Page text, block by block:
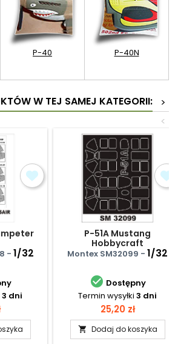
P-40 P-40N
W TEJ SAMEJ KATEGORII:
>
<
- 1/32
3 dni
P-51A Mustang
Hobbycraft
Montex SM32099 - 1/32
 Dostępny
Termin wysyłki 3 dni
Cena
25,20 zł
 Dodaj do koszyka